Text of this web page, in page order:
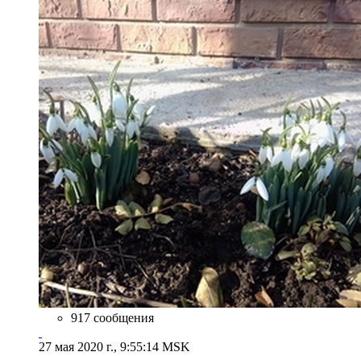
917 сообщения
27 мая 2020 г., 9:55:14 MSK